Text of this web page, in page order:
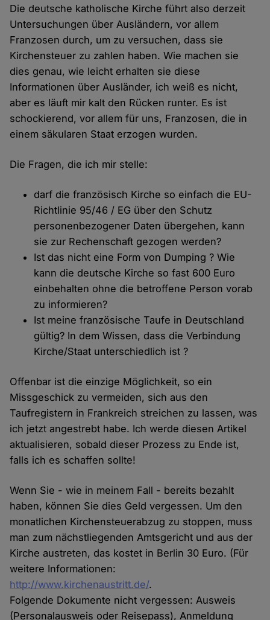
Die deutsche katholische Kirche führt also derzeit
Untersuchungen über Ausländern, vor allem
Franzosen durch, um zu versuchen, dass sie
Kirchensteuer zu zahlen haben. Wie machen sie
dies genau, wie leicht erhalten sie diese
Informationen über Ausländer, ich weiß es nicht,
aber es läuft mir kalt den Rücken runter. Es ist
schockierend, vor allem für uns, Franzosen, die in
einem säkularen Staat erzogen wurden.
Die Fragen, die ich mir stelle:
darf die französisch Kirche so einfach die EU-
Richtlinie 95/46 / EG über den Schutz
personenbezogener Daten übergehen, kann
sie zur Rechenschaft gezogen werden?
Ist das nicht eine Form von Dumping ? Wie
kann die deutsche Kirche so fast 600 Euro
einbehalten ohne die betroffene Person vorab
zu informieren?
Ist meine französische Taufe in Deutschland
gültig? In dem Wissen, dass die Verbindung
Kirche/Staat unterschiedlich ist ?
Offenbar ist die einzige Möglichkeit, so ein
Missgeschick zu vermeiden, sich aus den
Taufregistern in Frankreich streichen zu lassen, was
ich jetzt angestrebt habe. Ich werde diesen Artikel
aktualisieren, sobald dieser Prozess zu Ende ist,
falls ich es schaffen sollte!
Wenn Sie - wie in meinem Fall - bereits bezahlt
haben, können Sie dies Geld vergessen. Um den
monatlichen Kirchensteuerabzug zu stoppen, muss
man zum nächstliegenden Amtsgericht und aus der
Kirche austreten, das kostet in Berlin 30 Euro. (Für
weitere Informationen:
http://www.kirchenaustritt.de/.
Folgende Dokumente nicht vergessen: Ausweis
(Personalausweis oder Reisepass), Anmeldung